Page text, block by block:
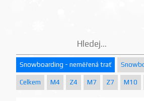
Snowboarding - neměřená trať
Celkem M4 Z4 M7 Z7 M10